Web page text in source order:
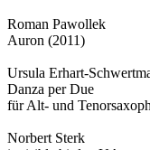
Roman Pawollek
Auron (2011)
Ursula Erhart-
Danza per Due
für Alt- und
Norbert Sterk